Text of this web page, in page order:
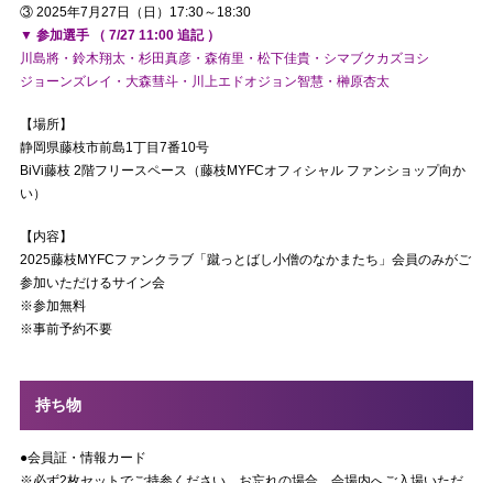
③ 2025年7月27日（日）17:30～18:30
▼ 参加選手 （ 7/27 11:00 追記 ）
川島將・鈴木翔太・杉田真彦・森侑里・松下佳貴・シマブクカズヨシ
ジョーンズレイ・大森彗斗・川上エドオジョン智慧・榊原杏太
【場所】
静岡県藤枝市前島1丁目7番10号
BiVi藤枝 2階フリースペース（藤枝MYFCオフィシャル ファンショップ向か
い）
【内容】
2025藤枝MYFCファンクラブ「蹴っとばし小僧のなかまたち」会員のみがご
参加いただけるサイン会
※参加無料
※事前予約不要
持ち物
●会員証・情報カード